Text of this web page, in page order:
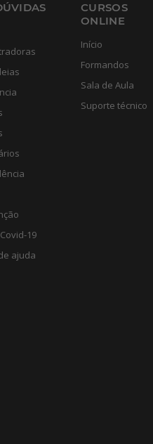
19
ajuda
CURSOS
ONLINE
Início
Formandos
Sala de Aula
Suporte técnico